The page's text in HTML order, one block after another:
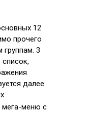
12
прочего
группам. 3
список,
далее
мега-меню с